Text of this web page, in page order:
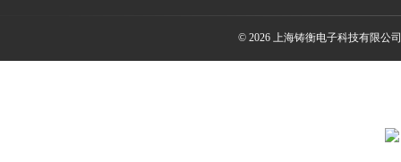
© 2026 上海铸衡电子科技有限公